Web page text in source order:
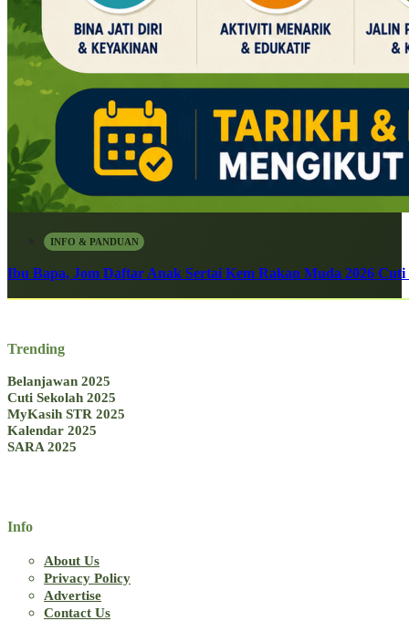
INFO & PANDUAN
Ibu Bapa, Jom Daftar Anak Sertai Kem Rakan Muda 2026
Trending
Belanjawan 2025
Cuti Sekolah 2025
MyKasih STR 2025
Kalendar 2025
SARA 2025
Info
About Us
Privacy Policy
Advertise
Contact Us